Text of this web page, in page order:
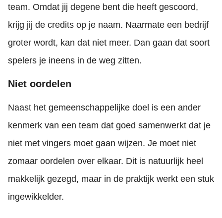
team. Omdat jij degene bent die heeft gescoord,
krijg jij de credits op je naam. Naarmate een bedrijf
groter wordt, kan dat niet meer. Dan gaan dat soort
spelers je ineens in de weg zitten.
Niet oordelen
Naast het gemeenschappelijke doel is een ander
kenmerk van een team dat goed samenwerkt dat je
niet met vingers moet gaan wijzen. Je moet niet
zomaar oordelen over elkaar. Dit is natuurlijk heel
makkelijk gezegd, maar in de praktijk werkt een stuk
ingewikkelder.